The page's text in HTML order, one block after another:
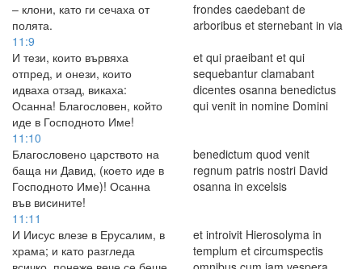
– клони, като ги сечаха от
полята.
frondes caedebant de
arboribus et sternebant in via
11:9
И тези, които вървяха
отпред, и онези, които
идваха отзад, викаха:
Осанна! Благословен, който
иде в Господното Име!
et qui praeibant et qui
sequebantur clamabant
dicentes osanna benedictus
qui venit in nomine Domini
11:10
Благословено царството на
баща ни Давид, (което иде в
Господното Име)! Осанна
във висините!
benedictum quod venit
regnum patris nostri David
osanna in excelsis
11:11
И Иисус влезе в Ерусалим, в
храма; и като разгледа
et introivit Hierosolyma in
templum et circumspectis